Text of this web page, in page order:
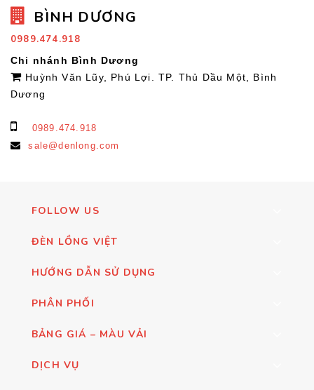
BÌNH DƯƠNG
0989.474.918
Chi nhánh Bình Dương
Huỳnh Văn Lũy, Phú Lợi. TP. Thủ Dầu Một, Bình
Dương
0989.474.918
sale@denlong.com
FOLLOW US
ĐÈN LỒNG VIỆT
HƯỚNG DẪN SỬ DỤNG
PHÂN PHỐI
BẢNG GIÁ – MÀU VẢI
DỊCH VỤ